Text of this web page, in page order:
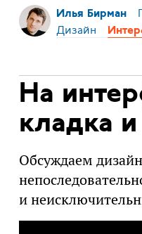
Илья Бирман
Дизайн
На
кладка
Обсуждаем
и